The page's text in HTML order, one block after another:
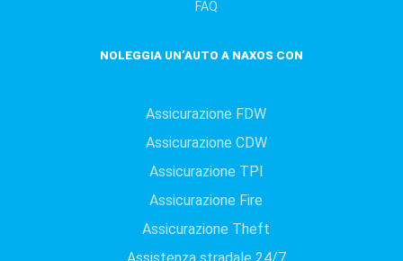
FAQ
NOLEGGIA UN’AUTO A NAXOS CON
Assicurazione FDW
Assicurazione CDW
Assicurazione TPI
Assicurazione Fire
Assicurazione Theft